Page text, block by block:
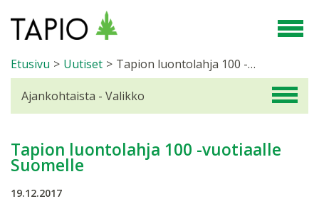
Etusivu > Uutiset > Tapion luontolahja 100 -vuotiaalle Suomelle
Tapion luontolahja 100 -vuotiaalle
Suomelle
19.12.2017
Ajankohtaista - Valikko